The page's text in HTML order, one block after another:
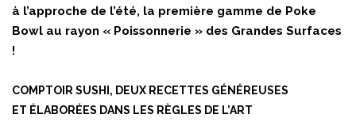
à l’approche de l’été, la première gamme de Poke
Bowl au rayon « Poissonnerie » des Grandes Surfaces
!
COMPTOIR SUSHI, DEUX RECETTES GÉNÉREUSES
ET ÉLABORÉES DANS LES RÈGLES DE L’ART